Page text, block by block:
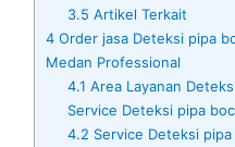
3.5 Artikel Terkait
4 Order jasa Deteksi pipa
Medan Professional
4.1 Area Layanan
Service Deteksi pipa
4.2 Service Deteksi